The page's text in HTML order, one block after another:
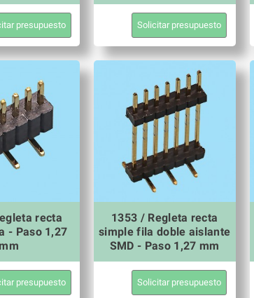
presupuesto Solicitar presupuesto
recta
- Paso 1,27
mm
presupuesto
1353 / Regleta recta
simple fila doble aislante
SMD - Paso 1,27 mm
Solicitar presupuesto